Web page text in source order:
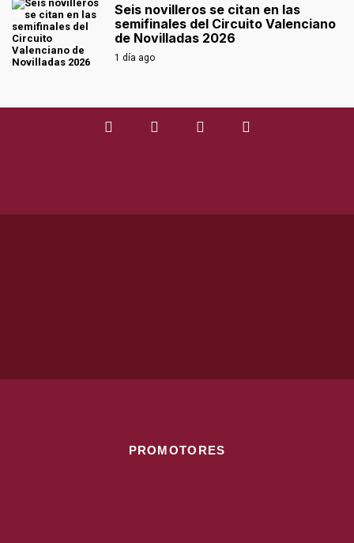
Seis novilleros se citan en las
semifinales del Circuito Valenciano
de Novilladas 2026
1 día ago
PROMOTORES